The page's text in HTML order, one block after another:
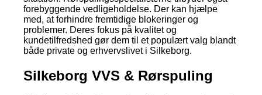
forebyggende vedligeholdelse. Der kan hjælpe
med, at forhindre fremtidige blokeringer og
problemer. Deres fokus på kvalitet og
kundetilfredshed gør dem til et populært valg blandt
både private og erhvervslivet i Silkeborg.
Silkeborg VVS & Rørspuling